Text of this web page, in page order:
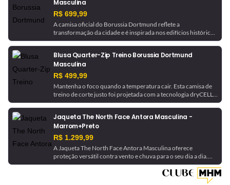
Masculina
R$ 699,99
A camisa oficial do Borussia Dortmund reflete a
transformação da cidade e é inspirada nos edifícios históricos
que ajudaram a moldá-la. Com tecnologia de gerenciamento
usado pela equipe.
Blusa Quarter-Zip Treino Borussia Dortmund
Masculina
R$ 499,99
Mantenha o foco quando a temperatura cair. Esta camisa de
treino de corte justo foi projetada com a tecnologia dryCELL,
que absorve a umidade para ajudar a manter você seco. Ela é
toque de inspiração futebolística.
Jaqueta The North Face Antora Masculina -
Marrom+Preto
R$ 1.299,99
A Jaqueta The North Face Antora Masculina oferece
proteção versátil contra vento e chuva para o seu dia a dia.
Feita com a tecnologia DryVent™ 2.5L em nylon reciclado, ela
é impermeável, respirável e dobrável, podendo ser guardada
no próprio bolso. Uma peça essencial para se manter seco